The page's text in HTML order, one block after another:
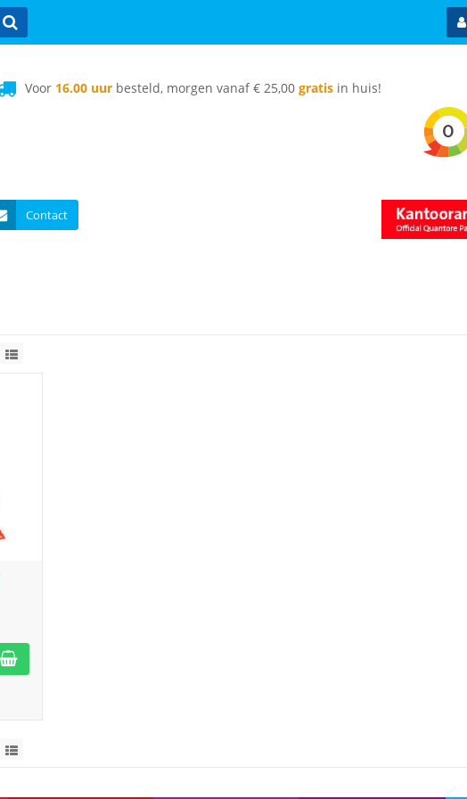
Voor 16.00 uur besteld, morgen vanaf € 25,00 gratis in huis!
Contact